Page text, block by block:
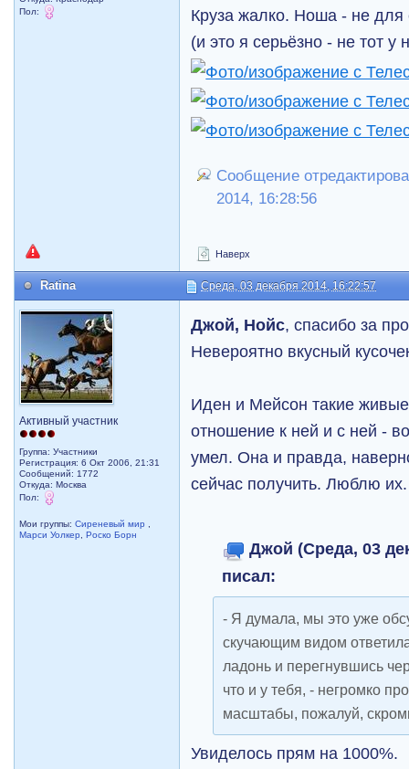
Пол:
Круза жалко. Ноша - не для
(и это я серьёзно - не тот у
Сообщение
2014, 16:28:56
Наверх
Ratina Среда, 03 декабря 2014, 16:22:57
Активный участник
Группа: Участники
Регистрация: 6 Окт 2006, 21:31
Сообщений: 1772
Откуда: Москва
Пол:
Мои группы:Сиреневый мир ,
Марси Уолкер,Роско Борн
Джой, Нойс, спасибо за
Невероятно вкусный
Иден и Мейсон такие живые
отношение к ней и с ней -
умел. Она и правда,
сейчас получить. Люблю их.
Джой (Среда, 03
писал:
- Я думала, мы это уже
скучающим видом
ладонь и перегнувшись
что и у тебя, - негромко
масштабы, пожалуй,
Увиделось прям на 1000%.